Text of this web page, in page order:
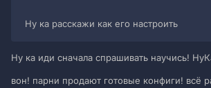
Ну ка расскажи как его настроить
Ну ка иди сначала спрашивать научись!
вон! парни продают готовые конфиги! всё